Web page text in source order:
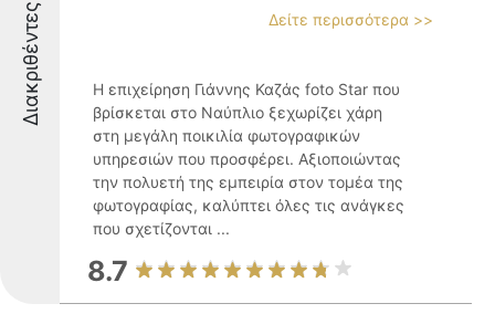
Διακριθέντες Δείτε περισσότερα >>
Η επιχείρηση Γιάννης Καζάς foto Star που
βρίσκεται στο Ναύπλιο ξεχωρίζει χάρη
στη μεγάλη ποικιλία φωτογραφικών
υπηρεσιών που προσφέρει. Αξιοποιώντας
την πολυετή της εμπειρία στον τομέα της
φωτογραφίας, καλύπτει όλες τις ανάγκες
που σχετίζονται ...
8.7